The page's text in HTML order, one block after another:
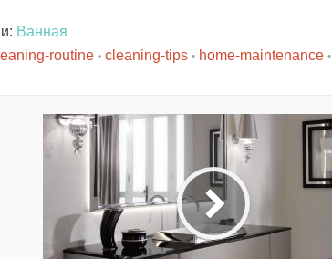
Ванная
routine • cleaning-tips • home-maintenance •